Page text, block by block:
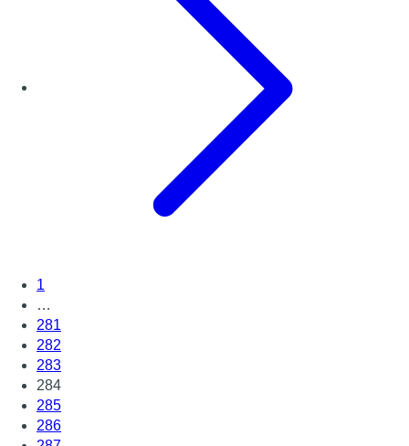
1
…
281
282
283
284
285
286